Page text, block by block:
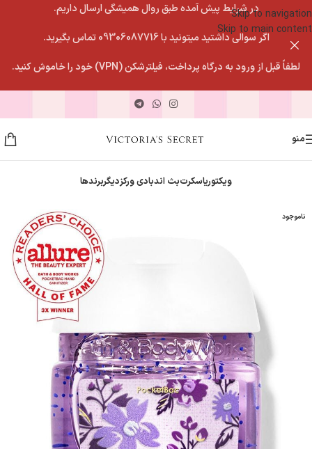
Skip to navigation
Skip to main content
در شرایط پیش آمده طبق روال همیشگی ارسال داریم.
اگر سوالی داشتید میتونید با 09306087716 تماس بگیرید.
لطفاً قبل از ورود به درگاه پرداخت، فیلترشکن (VPN) خود را خاموش کنید.
منو
ویکتوریاسکرتبث اندبادی ورکزدیگربرندها
ناموجود